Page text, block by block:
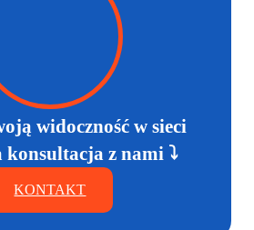
widoczność w sieci
konsultacja z nami ⤵
KONTAKT